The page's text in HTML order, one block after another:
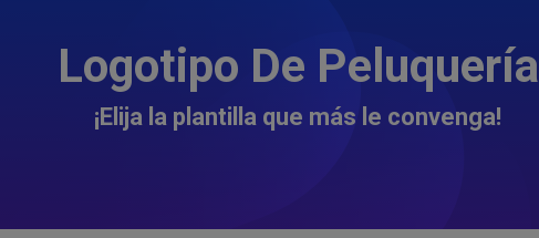
Logotipo De Peluquería
¡Elija la plantilla que más le convenga!